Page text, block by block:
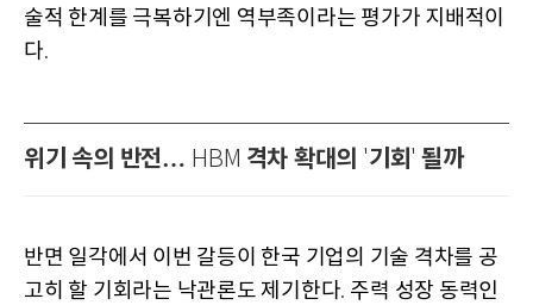
술적 한계를 극복하기엔 역부족이라는 평가가 지배적이
다.
위기 속의 반전… HBM 격차 확대의 '기회 '될까
반면 일각에서 이번 갈등이 한국 기업의 기술 격차를 공
고히 할 기회라는 낙관론도 제기한다. 주력 성장 동력인